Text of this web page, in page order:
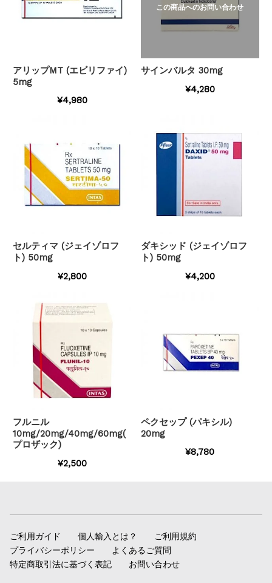
アリップMT (エビリファイ)
5mg
¥4,980
この商品へのお問い合わせ
サインバルタ 30mg
¥4,280
セルティマ (ジェイゾロフ
ト) 50mg
¥2,800
ダキシッド (ジェイゾロフ
ト) 50mg
¥4,200
フルニル
10mg/20mg/40mg/60mg(
プロザック)
¥2,500
ペクセップ (パキシル)
20mg
¥8,780
ご利用ガイド 個人輸入とは？
ご利用規約
プライバシーポリシー
よくあるご質問
特定商取引法に基づく表記
お問い合わせ